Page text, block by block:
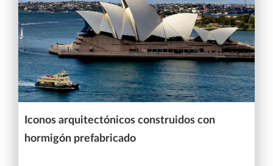
Iconos arquitectónicos construidos con
hormigón prefabricado